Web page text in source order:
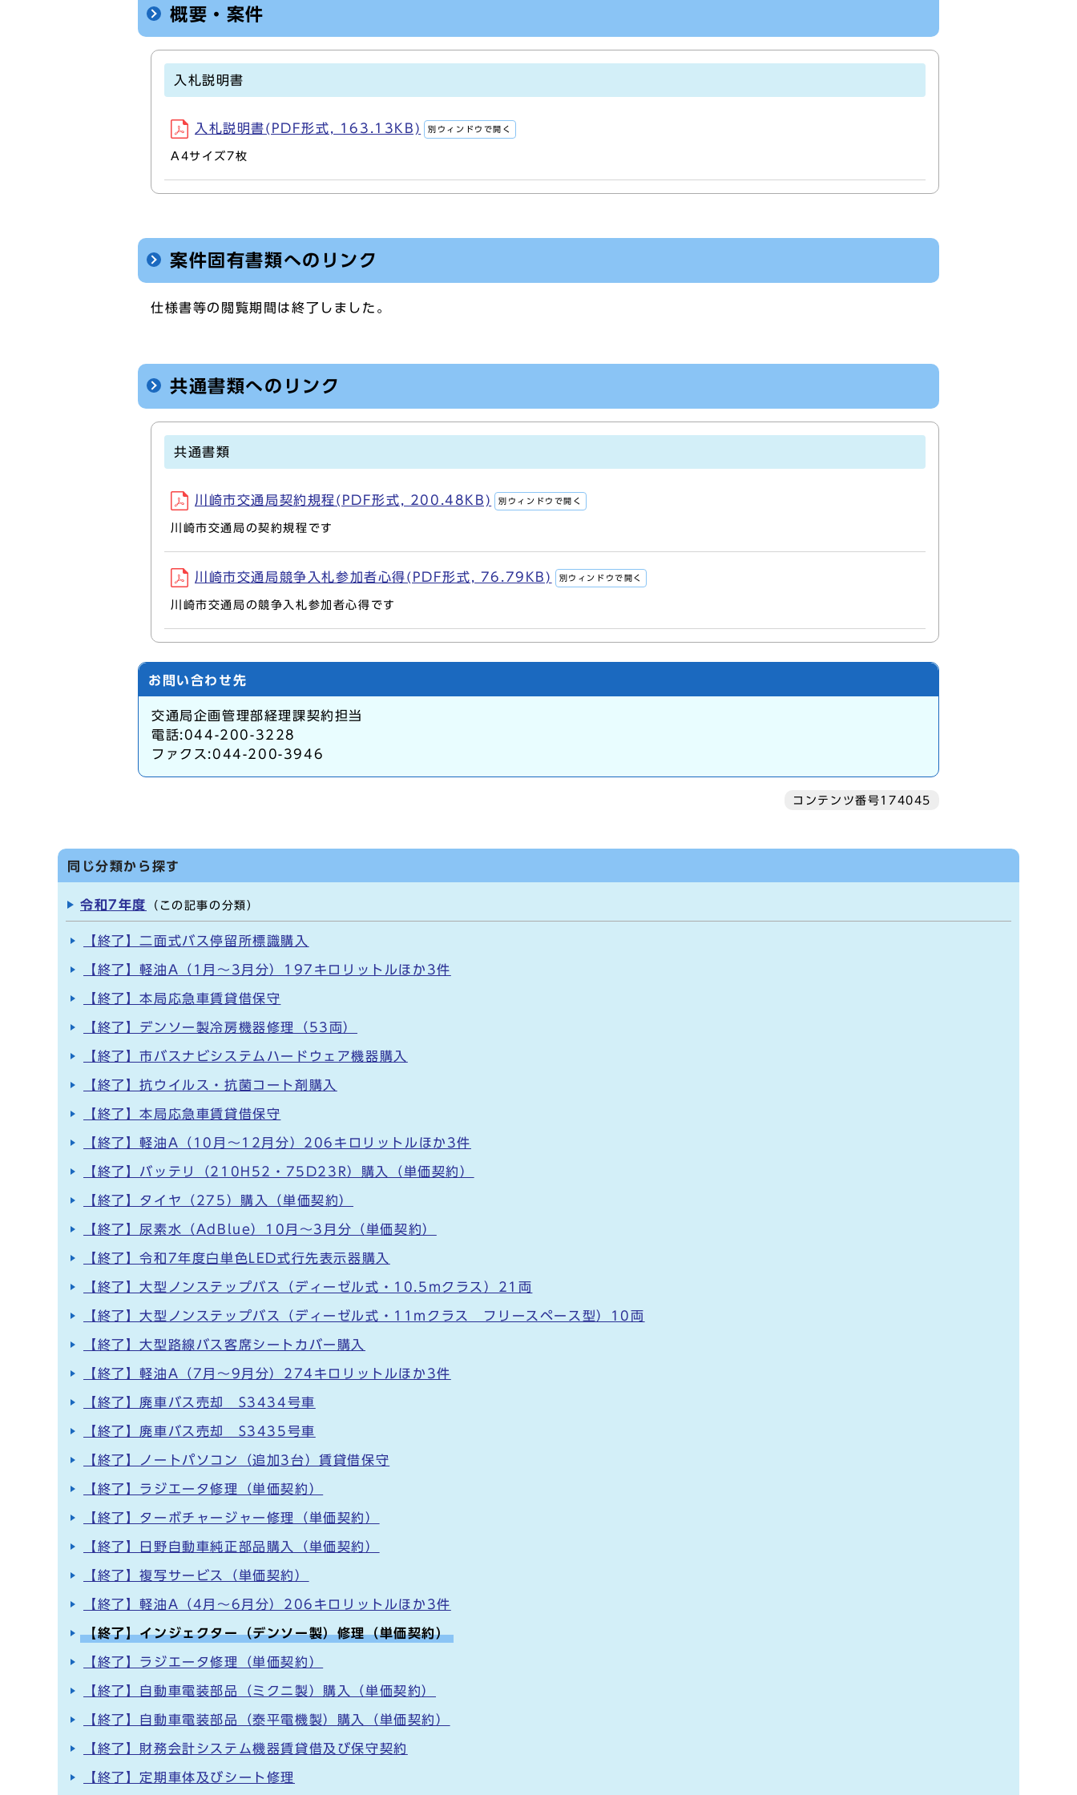
概要・案件
入札説明書
入札説明書(PDF形式, 163.13KB) 別ウィンドウで開く
A4サイズ7枚
案件固有書類へのリンク
仕様書等の閲覧期間は終了しました。
共通書類へのリンク
共通書類
川崎市交通局契約規程(PDF形式, 200.48KB) 別ウィンドウで開く
川崎市交通局の契約規程です
川崎市交通局競争入札参加者心得(PDF形式, 76.79KB) 別ウィンドウで開く
川崎市交通局の競争入札参加者心得です
お問い合わせ先
交通局企画管理部経理課契約担当
電話:044-200-3228
ファクス:044-200-3946
コンテンツ番号174045
同じ分類から探す
令和7年度 （この記事の分類）
【終了】二面式バス停留所標識購入
【終了】軽油A（1月～3月分）197キロリットルほか3件
【終了】本局応急車賃貸借保守
【終了】デンソー製冷房機器修理（53両）
【終了】市バスナビシステムハードウェア機器購入
【終了】抗ウイルス・抗菌コート剤購入
【終了】本局応急車賃貸借保守
【終了】軽油A（10月～12月分）206キロリットルほか3件
【終了】バッテリ（210H52・75D23R）購入（単価契約）
【終了】タイヤ（275）購入（単価契約）
【終了】尿素水（AdBlue）10月～3月分（単価契約）
【終了】令和7年度白単色LED式行先表示器購入
【終了】大型ノンステップバス（ディーゼル式・10.5mクラス）21両
【終了】大型ノンステップバス（ディーゼル式・11mクラス フリースペース型）10両
【終了】大型路線バス客席シートカバー購入
【終了】軽油A（7月～9月分）274キロリットルほか3件
【終了】廃車バス売却 S3434号車
【終了】廃車バス売却 S3435号車
【終了】ノートパソコン（追加3台）賃貸借保守
【終了】ラジエータ修理（単価契約）
【終了】ターボチャージャー修理（単価契約）
【終了】日野自動車純正部品購入（単価契約）
【終了】複写サービス（単価契約）
【終了】軽油A（4月～6月分）206キロリットルほか3件
【終了】インジェクター（デンソー製）修理（単価契約）
【終了】ラジエータ修理（単価契約）
【終了】自動車電装部品（ミクニ製）購入（単価契約）
【終了】自動車電装部品（泰平電機製）購入（単価契約）
【終了】財務会計システム機器賃貸借及び保守契約
【終了】定期車体及びシート修理